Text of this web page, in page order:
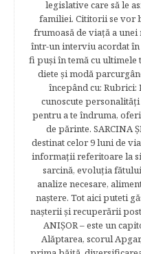
legislative care să le
familiei. Cititorii se vor
frumoasă de viață a unei
într-un interviu acordat
fi puşi în temă cu ultimele
diete şi modă
începând cu: Rubrici:
cunoscute
pentru a te îndruma,
de părinte. SARCINA
destinat celor 9 luni de
informaţii referitoare la
sarcină, evoluţia
analize necesare,
naştere. Tot aici puteti
naşterii şi recuperării
ANIŞOR – este un
Alăptarea, scorul